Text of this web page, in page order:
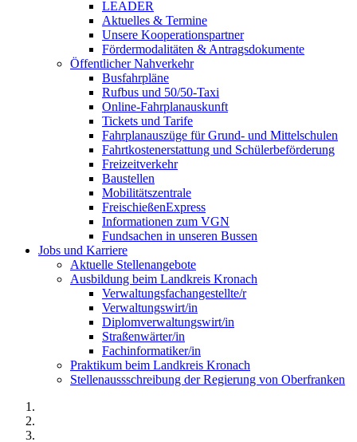
LEADER
Aktuelles & Termine
Unsere Kooperationspartner
Fördermodalitäten & Antragsdokumente
Öffentlicher Nahverkehr
Busfahrpläne
Rufbus und 50/50-Taxi
Online-Fahrplanauskunft
Tickets und Tarife
Fahrplanauszüge für Grund- und Mittelschulen
Fahrtkostenerstattung und Schülerbeförderung
Freizeitverkehr
Baustellen
Mobilitätszentrale
FreischießenExpress
Informationen zum VGN
Fundsachen in unseren Bussen
Jobs und Karriere
Aktuelle Stellenangebote
Ausbildung beim Landkreis Kronach
Verwaltungsfachangestellte/r
Verwaltungswirt/in
Diplomverwaltungswirt/in
Straßenwärter/in
Fachinformatiker/in
Praktikum beim Landkreis Kronach
Stellenaussschreibung der Regierung von Oberfranken